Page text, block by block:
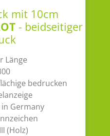
mit 10cm
- beidseitiger
Länge
bedrucken
in Germany
(Holz)